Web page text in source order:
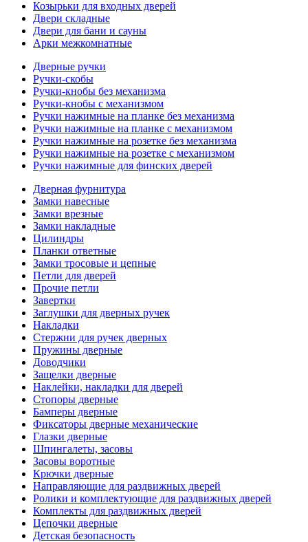
Козырьки для входных дверей
Двери складные
Двери для бани и сауны
Арки межкомнатные
Дверные ручки
Ручки-скобы
Ручки-кнобы без механизма
Ручки-кнобы с механизмом
Ручки нажимные на планке без механизма
Ручки нажимные на планке с механизмом
Ручки нажимные на розетке без механизма
Ручки нажимные на розетке с механизмом
Ручки нажимные для финских дверей
Дверная фурнитура
Замки навесные
Замки врезные
Замки накладные
Цилиндры
Планки ответные
Замки тросовые и цепные
Петли для дверей
Прочие петли
Завертки
Заглушки для дверных ручек
Накладки
Стержни для ручек дверных
Пружины дверные
Доводчики
Защелки дверные
Наклейки, накладки для дверей
Стопоры дверные
Бамперы дверные
Фиксаторы дверные механические
Глазки дверные
Шпингалеты, засовы
Засовы воротные
Крючки дверные
Направляющие для раздвижных дверей
Ролики и комплектующие для раздвижных дверей
Комплекты для раздвижных дверей
Цепочки дверные
Детская безопасность